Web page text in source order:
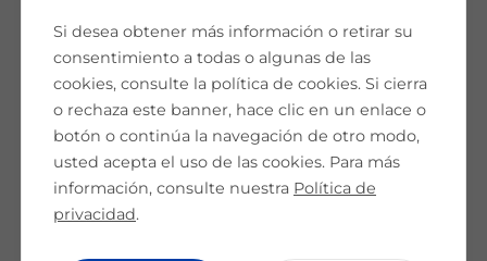
Casos prácticos
Quiénes somos
Honores
Vídeos
ESG
Noticias y eventos
Noticias
Eventos
Servicio y asistencia
Si desea obtener más información o retirar su
consentimiento a todas o algunas de las
cookies, consulte la política de cookies. Si cierra
o rechaza este banner, hace clic en un enlace o
botón o continúa la navegación de otro modo,
usted acepta el uso de las cookies. Para más
información, consulte nuestra Política de
privacidad.